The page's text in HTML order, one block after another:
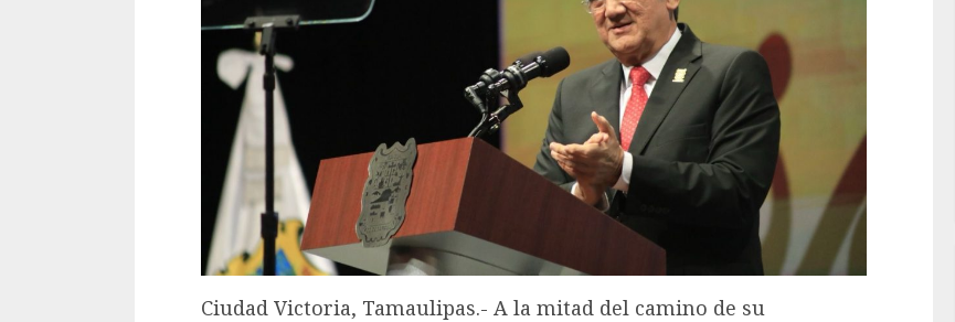
Ciudad Victoria, Tamaulipas.- A la mitad del camino de su